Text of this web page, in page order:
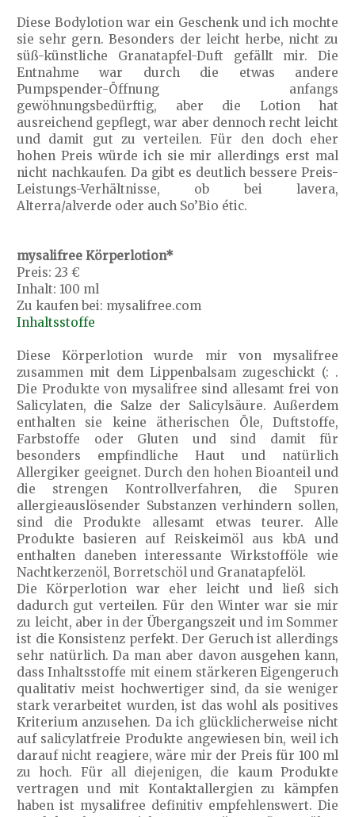
Diese Bodylotion war ein Geschenk und ich mochte
sie sehr gern. Besonders der leicht herbe, nicht zu
süß-künstliche Granatapfel-Duft gefällt mir. Die
Entnahme war durch die etwas andere
Pumpspender-Öffnung anfangs
gewöhnungsbedürftig, aber die Lotion hat
ausreichend gepflegt, war aber dennoch recht leicht
und damit gut zu verteilen. Für den doch eher
hohen Preis würde ich sie mir allerdings erst mal
nicht nachkaufen. Da gibt es deutlich bessere Preis-
Leistungs-Verhältnisse, ob bei lavera,
Alterra/alverde oder auch So’Bio étic.
mysalifree Körperlotion*
Preis: 23 €
Inhalt: 100 ml
Zu kaufen bei: mysalifree.com
Inhaltsstoffe
Diese Körperlotion wurde mir von mysalifree
zusammen mit dem Lippenbalsam zugeschickt (: .
Die Produkte von mysalifree sind allesamt frei von
Salicylaten, die Salze der Salicylsäure. Außerdem
enthalten sie keine ätherischen Öle, Duftstoffe,
Farbstoffe oder Gluten und sind damit für
besonders empfindliche Haut und natürlich
Allergiker geeignet. Durch den hohen Bioanteil und
die strengen Kontrollverfahren, die Spuren
allergieauslösender Substanzen verhindern sollen,
sind die Produkte allesamt etwas teurer. Alle
Produkte basieren auf Reiskeimöl aus kbA und
enthalten daneben interessante Wirkstofföle wie
Nachtkerzenöl, Borretschöl und Granatapfelöl.
Die Körperlotion war eher leicht und ließ sich
dadurch gut verteilen. Für den Winter war sie mir
zu leicht, aber in der Übergangszeit und im Sommer
ist die Konsistenz perfekt. Der Geruch ist allerdings
sehr natürlich. Da man aber davon ausgehen kann,
dass Inhaltsstoffe mit einem stärkeren Eigengeruch
qualitativ meist hochwertiger sind, da sie weniger
stark verarbeitet wurden, ist das wohl als positives
Kriterium anzusehen. Da ich glücklicherweise nicht
auf salicylatfreie Produkte angewiesen bin, weil ich
darauf nicht reagiere, wäre mir der Preis für 100 ml
zu hoch. Für all diejenigen, die kaum Produkte
vertragen und mit Kontaktallergien zu kämpfen
haben ist mysalifree definitiv empfehlenswert. Die